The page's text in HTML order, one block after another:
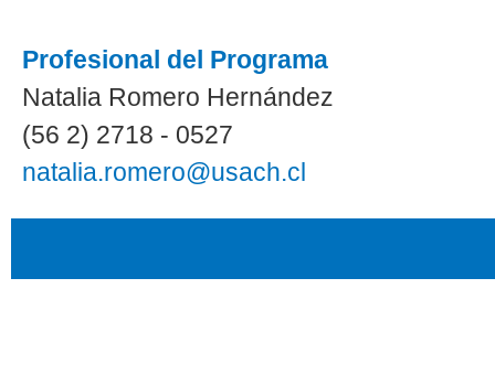
Profesional del Programa
Natalia Romero Hernández
(56 2) 2718 - 0527
natalia.romero@usach.cl